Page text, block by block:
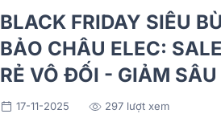
BLACK FRIDAY SIÊU
BẢO CHÂU ELEC:
RẺ VÔ ĐỐI - GIẢM
17-11-2025 297 lượt xem